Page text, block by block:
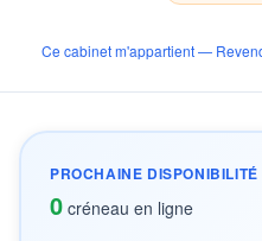
Ce cabinet m'appartient —
PROCHAINE DISPONIBILITÉ
0 créneau en ligne